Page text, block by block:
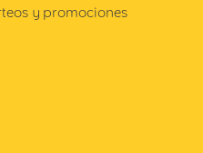
y promociones